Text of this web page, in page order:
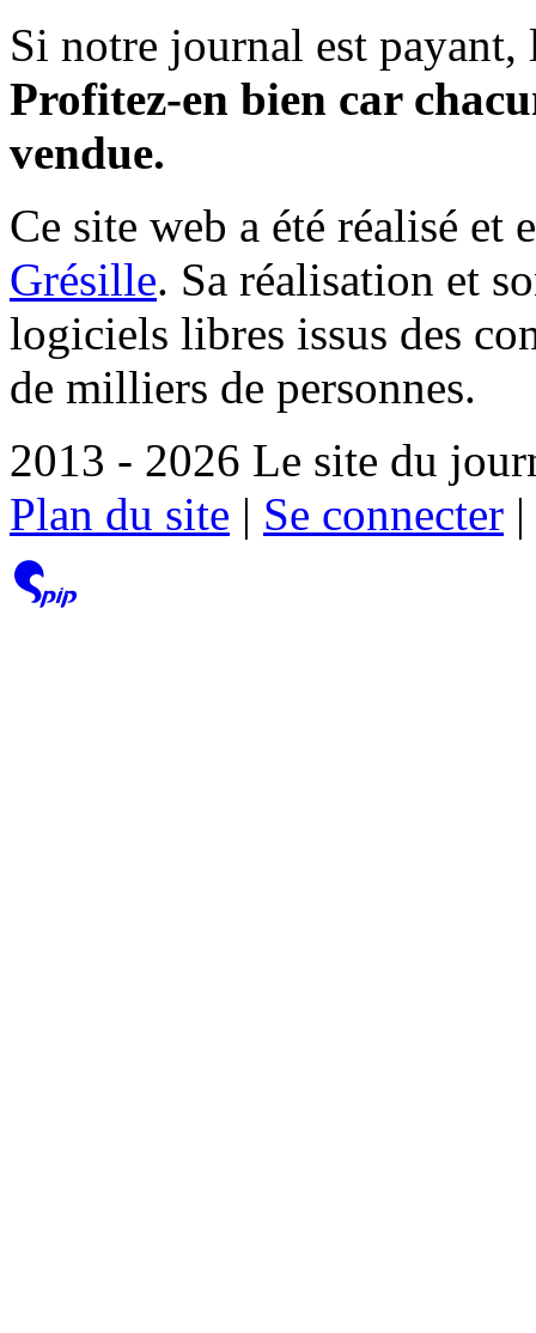
Si notre journal est payant,
Profitez-en bien car
vendue.
Ce site web a été réalisé et
Grésille. Sa réalisation et
logiciels libres issus des
de milliers de personnes.
2013 - 2026 Le site du
Plan du site | Se connecter |